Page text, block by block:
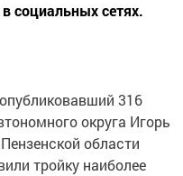
социальных сетях.
316
округа Игорь
области
тройку наиболее